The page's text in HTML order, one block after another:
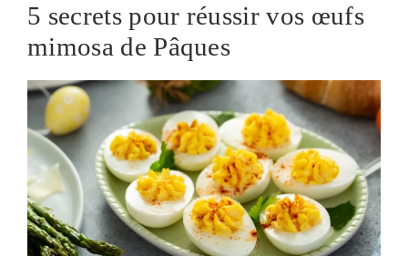
5 secrets pour réussir vos œufs
mimosa de Pâques